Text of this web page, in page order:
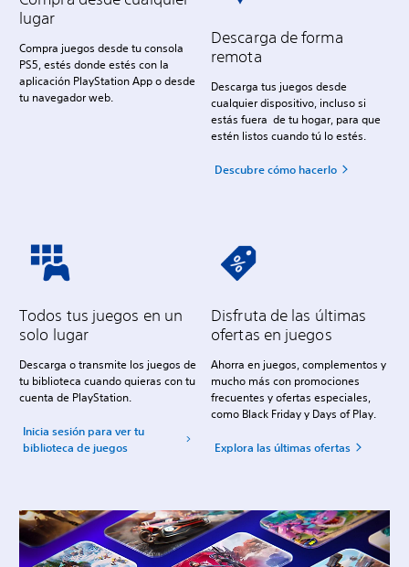
lugar
Compra juegos desde tu consola
PS5, estés donde estés con la
aplicación PlayStation App o desde
tu navegador web.
Descarga de forma
remota
Descarga tus juegos desde
cualquier dispositivo, incluso si
estás fuera de tu hogar, para que
estén listos cuando tú lo estés.
Descubre cómo hacerlo
Todos tus juegos en un
solo lugar
Descarga o transmite los juegos de
tu biblioteca cuando quieras con tu
cuenta de PlayStation.
Inicia sesión para ver tu
biblioteca de juegos
Disfruta de las últimas
ofertas en juegos
Ahorra en juegos, complementos y
mucho más con promociones
frecuentes y ofertas especiales,
como Black Friday y Days of Play.
Explora las últimas ofertas